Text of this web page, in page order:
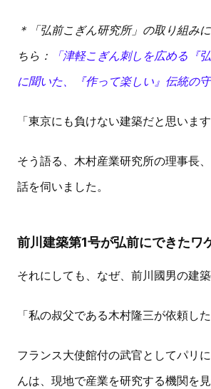
＊「弘前こぎん研究所」の取り組み
ちら：
「津軽こぎん刺しを広める『
に聞いた、『作って楽しい』伝統の守
「東京にも負けない建築だと思います
そう語る、木村産業研究所の理事長
話を伺いました。
前川建築第1号が弘前にできたワ
それにしても、なぜ、前川國男の建
「私の叔父である木村隆三が依頼し
フランス大使館付の武官としてパリ
んは、現地で産業を研究する機関を